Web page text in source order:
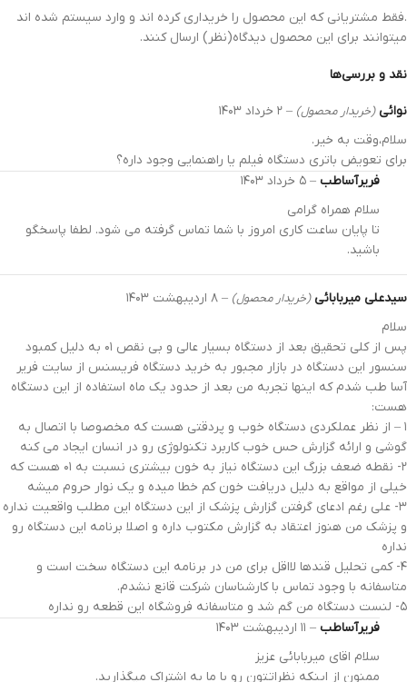
نقد و بررسی‌ها
نوائی(خریدار محصول) – ۲ خرداد ۱۴۰۳
سلام،وقت به خیر.
برای تعویض باتری دستگاه فیلم یا راهنمایی وجود داره؟
فریرآساطب – ۵ خرداد ۱۴۰۳
سلام همراه گرامی
تا پایان ساعت کاری امروز با شما تماس گرفته می شود. لطفا پاسخگو
باشید.
سیدعلی میربابائی(خریدار محصول) – ۸ اردیبهشت ۱۴۰۳
سلام
پس از کلی تحقیق بعد از دستگاه بسیار عالی و بی نقص ۰۱ به دلیل کمبود
سنسور این دستگاه در بازار مجبور به خرید دستگاه فریسنس از سایت فریر
آسا طب شدم که اینها تجربه من بعد از حدود یک ماه استفاده از این دستگاه
هست:
۱ – از نظر عملکردی دستگاه خوب و پردقتی هست که مخصوصا با اتصال به
گوشی و ارائه گزارش حس خوب کاربرد تکنولوژی رو در انسان ایجاد می کنه
۲- نقطه ضعف بزرگ این دستگاه نیاز به خون بیشتری نسبت به ۰۱ هست که
خیلی از مواقع به دلیل دریافت خون کم خطا میده و یک نوار حروم میشه
۳- علی رغم ادعای گرفتن گزارش پزشک از این دستگاه این مطلب واقعیت نداره
و پزشک من هنوز اعتقاد به گزارش مکتوب داره و اصلا برنامه این دستگاه رو
نداره
۴- کمی تحلیل قندها لااقل برای من در برنامه این دستگاه سخت است و
متاسفانه با وجود تماس با کارشناسان شرکت قانع نشدم.
۵- لنست دستگاه من گم شد و متاسفانه فروشگاه این قطعه رو نداره
فریرآساطب – ۱۱ اردیبهشت ۱۴۰۳
سلام اقای میربابائی عزیز
ممنون از اینکه نظراتتون رو با ما به اشتراک میگذارید.
.فقط مشتریانی که این محصول را خریداری کرده اند و وارد سیستم شده اند
میتوانند برای این محصول دیدگاه(نظر) ارسال کنند.